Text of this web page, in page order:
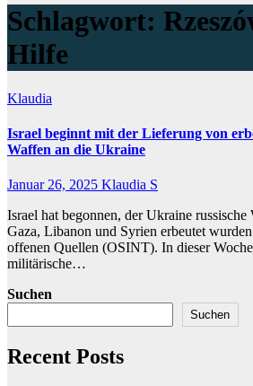
Schlagwort:
Hilfe
Klaudia
Israel beginnt mit der Lieferung von
Waffen an die Ukraine
Januar 26, 2025 Klaudia S
Israel hat begonnen, der Ukraine
Gaza, Libanon und Syrien erbeutet
offenen Quellen (OSINT). In dieser
militärische…
Suchen
Suchen
Recent Posts